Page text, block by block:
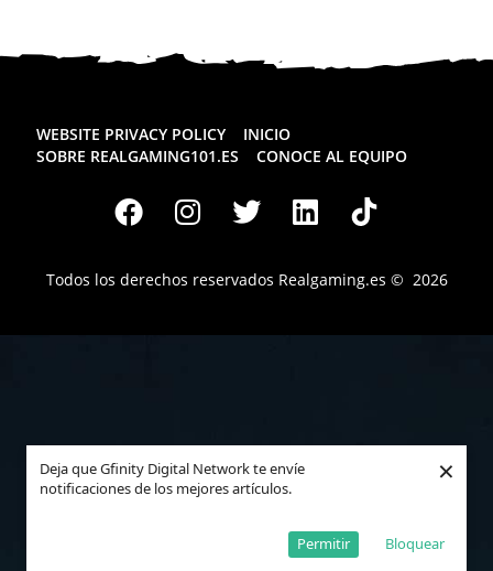
Deja que Gfinity Digital Network te envíe
notificaciones de los mejores artículos.
Bloquear
Permitir
×
WEBSITE PRIVACY POLICY
INICIO
SOBRE REALGAMING101.ES
CONOCE AL EQUIPO
Todos los derechos reservados Realgaming.es © 2026